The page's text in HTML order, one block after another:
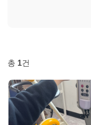
총 1건